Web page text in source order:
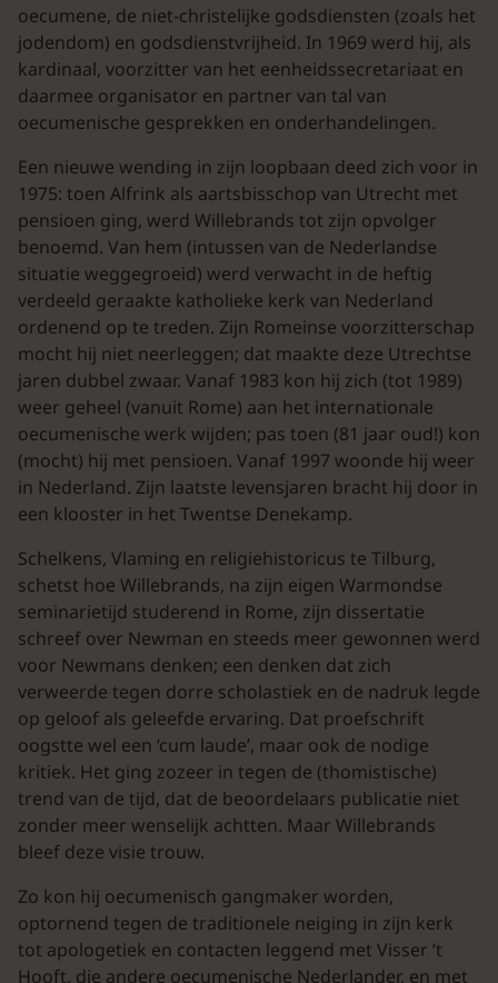
oecumene, de niet-christelijke godsdiensten (zoals het
jodendom) en godsdienstvrijheid. In 1969 werd hij, als
kardinaal, voorzitter van het eenheidssecretariaat en
daarmee organisator en partner van tal van
oecumenische gesprekken en onderhandelingen.
Een nieuwe wending in zijn loopbaan deed zich voor in
1975: toen Alfrink als aartsbisschop van Utrecht met
pensioen ging, werd Willebrands tot zijn opvolger
benoemd. Van hem (intussen van de Nederlandse
situatie weggegroeid) werd verwacht in de heftig
verdeeld geraakte katholieke kerk van Nederland
ordenend op te treden. Zijn Romeinse voorzitterschap
mocht hij niet neerleggen; dat maakte deze Utrechtse
jaren dubbel zwaar. Vanaf 1983 kon hij zich (tot 1989)
weer geheel (vanuit Rome) aan het internationale
oecumenische werk wijden; pas toen (81 jaar oud!) kon
(mocht) hij met pensioen. Vanaf 1997 woonde hij weer
in Nederland. Zijn laatste levensjaren bracht hij door in
een klooster in het Twentse Denekamp.
Schelkens, Vlaming en religiehistoricus te Tilburg,
schetst hoe Willebrands, na zijn eigen Warmondse
seminarietijd studerend in Rome, zijn dissertatie
schreef over Newman en steeds meer gewonnen werd
voor Newmans denken; een denken dat zich
verweerde tegen dorre scholastiek en de nadruk legde
op geloof als geleefde ervaring. Dat proefschrift
oogstte wel een ‘cum laude’, maar ook de nodige
kritiek. Het ging zozeer in tegen de (thomistische)
trend van de tijd, dat de beoordelaars publicatie niet
zonder meer wenselijk achtten. Maar Willebrands
bleef deze visie trouw.
Zo kon hij oecumenisch gangmaker worden,
optornend tegen de traditionele neiging in zijn kerk
tot apologetiek en contacten leggend met Visser ’t
Hooft, die andere oecumenische Nederlander, en met